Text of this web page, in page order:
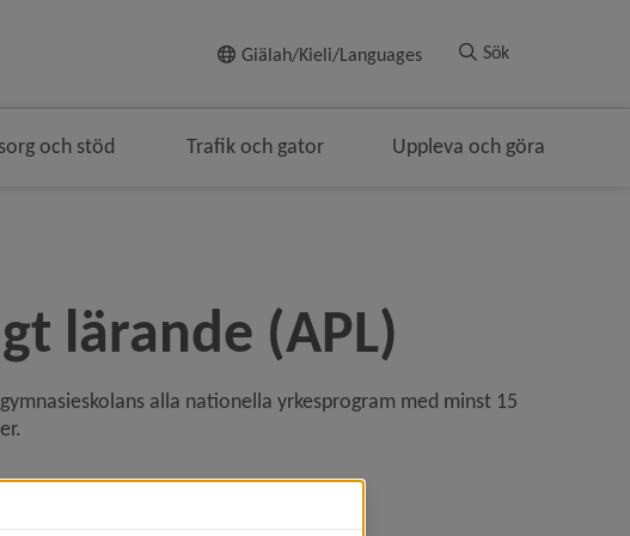
Giälah/Kieli/Languages Sök
och stöd Trafik och gator Uppleva och göra
lärande (APL)
alla nationella yrkesprogram med minst 15